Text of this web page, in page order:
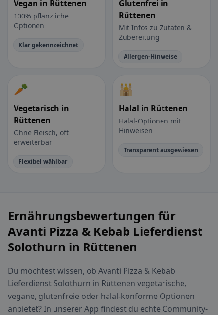
Vegan in Rüttenen
100% pflanzliche
Optionen
Klar gekennzeichnet
Glutenfrei in
Rüttenen
Mit Infos zu Zutaten &
Zubereitung
Allergen-Hinweise
🥕
Vegetarisch in
Rüttenen
Ohne Fleisch, oft
erweiterbar
Flexibel wählbar
🕌
Halal in Rüttenen
Halal-Optionen mit
Hinweisen
Transparent ausgewiesen
Ernährungsbewertungen für
Avanti Pizza & Kebab Lieferdienst
Solothurn in Rüttenen
Du möchtest wissen, ob Avanti Pizza & Kebab
Lieferdienst Solothurn in Rüttenen vegetarische,
vegane, glutenfreie oder halal-konforme Optionen
anbietet? In unserer App findest du echte Community-